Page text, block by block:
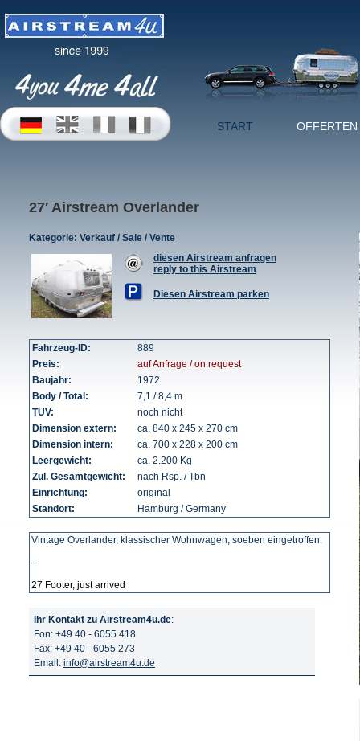
START OFFERTEN
27′ Airstream Overlander
Kategorie: Verkauf / Sale / Vente
diesen Airstream anfragen
reply to this Airstream
Diesen Airstream parken
Fahrzeug-ID:
889
Preis:
auf Anfrage / on request
Baujahr:
1972
Body / Total:
7,1 / 8,4 m
TÜV:
noch nicht
Dimension extern:
ca. 840 x 245 x 270 cm
Dimension intern:
ca. 700 x 228 x 200 cm
Leergewicht:
ca. 2.200 Kg
Zul. Gesamtgewicht:
nach Rsp. / Tbn
Einrichtung:
original
Standort:
Hamburg / Germany
Vintage Overlander, klassischer Wohnwagen, soeben eingetroffen.
--
27 Footer, just arrived
Ihr Kontakt zu Airstream4u.de:
Fon: +49 40 - 6055 418
Fax: +49 40 - 6055 273
Email: info@airstream4u.de